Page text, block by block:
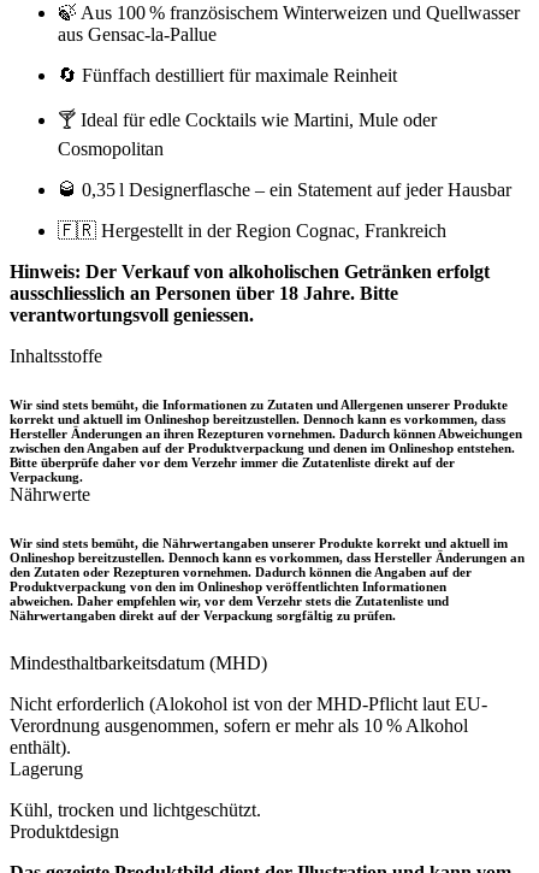
🍃 Aus 100 % französischem Winterweizen und Quellwasser
aus Gensac-la-Pallue
🔄 Fünffach destilliert für maximale Reinheit
🍸 Ideal für edle Cocktails wie Martini, Mule oder
Cosmopolitan
🥃 0,35 l Designerflasche – ein Statement auf jeder Hausbar
🇫🇷 Hergestellt in der Region Cognac, Frankreich
Hinweis: Der Verkauf von alkoholischen Getränken erfolgt
ausschliesslich an Personen über 18 Jahre. Bitte
verantwortungsvoll geniessen.
Inhaltsstoffe
Wir sind stets bemüht, die Informationen zu Zutaten und Allergenen unserer Produkte
korrekt und aktuell im Onlineshop bereitzustellen. Dennoch kann es vorkommen, dass
Hersteller Änderungen an ihren Rezepturen vornehmen. Dadurch können Abweichungen
zwischen den Angaben auf der Produktverpackung und denen im Onlineshop entstehen.
Bitte überprüfe daher vor dem Verzehr immer die Zutatenliste direkt auf der
Verpackung.
Nährwerte
Wir sind stets bemüht, die Nährwertangaben unserer Produkte korrekt und aktuell im
Onlineshop bereitzustellen. Dennoch kann es vorkommen, dass Hersteller Änderungen an
den Zutaten oder Rezepturen vornehmen. Dadurch können die Angaben auf der
Produktverpackung von den im Onlineshop veröffentlichten Informationen
abweichen. Daher empfehlen wir, vor dem Verzehr stets die Zutatenliste und
Nährwertangaben direkt auf der Verpackung sorgfältig zu prüfen.
Mindesthaltbarkeitsdatum (MHD)
Nicht erforderlich (Alokohol ist von der MHD-Pflicht laut EU-
Verordnung ausgenommen, sofern er mehr als 10 % Alkohol
enthält).
Lagerung
Kühl, trocken und lichtgeschützt.
Produktdesign